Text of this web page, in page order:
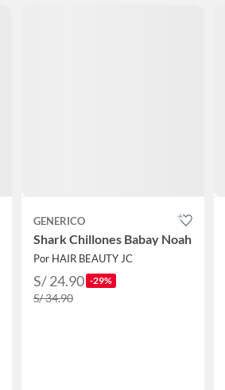
GENERICO
Shark Chillones Babay Noah
Por HAIR BEAUTY JC
S/ 24.90 -29%
S/ 34.90